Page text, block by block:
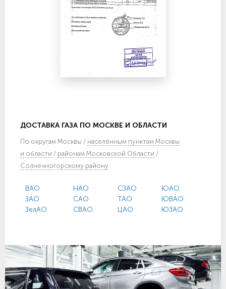
ДОСТАВКА ГАЗА ПО МОСКВЕ И ОБЛАСТИ
По округам Москвы / населённым пунктам Москвы
и области / районам Московской Области /
Солнечногорскому району
ВАО
ЗАО
ЗелАО
НАО
САО
СВАО
СЗАО
ТАО
ЦАО
ЮАО
ЮВАО
ЮЗАО